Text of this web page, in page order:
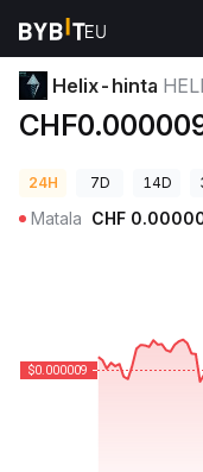
Kryptohinnat
Helix-hinta
24H 7D 14D
Matala CHF